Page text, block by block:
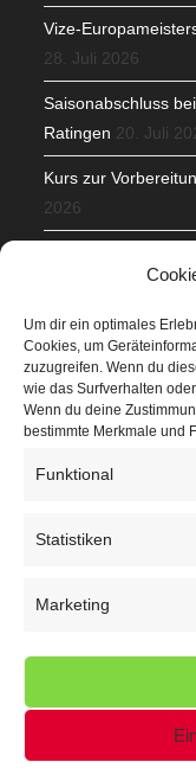
Um dir ein optimales
Cookies, um
zuzugreifen. Wenn du
wie das Surfverhalten
Wenn du deine
bestimmte Merkmale und
Funktional
Statistiken
Marketing
Vize-
28. Juli 2026
Saisonabschluss
Ratingen 20. Juli
Kurs zur
2026
Veranstaltungen
Höffner Run
Kindersportfest